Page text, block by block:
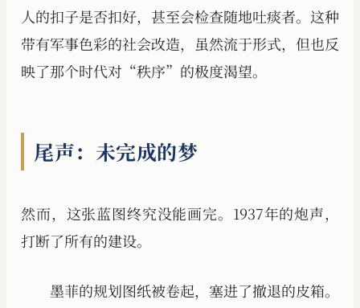
人的扣子是否扣好，甚至会检查随地吐痰者。这种
带有军事色彩的社会改造，虽然流于形式，但也反
映了那个时代对“秩序”的极度渴望。
尾声：未完成的梦
然而，这张蓝图终究没能画完。1937年的炮声，
打断了所有的建设。
墨菲的规划图纸被卷起，塞进了撤退的皮箱。